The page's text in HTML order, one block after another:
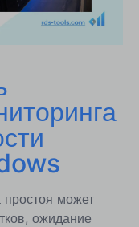
ошибок в
для ИТ-
простоя может
ожидание